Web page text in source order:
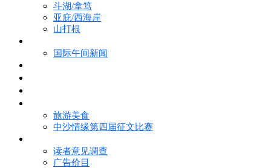
斗湖/拿笃
亚庇/西海岸
山打根
国际午间新闻
旅游美食
中沙情缘第四届征文比赛
读者意见调查
广告价目